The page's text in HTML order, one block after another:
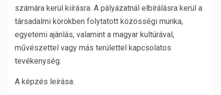
számára kerül kiírásra. A pályázatnál elbírálásra kerül a
társadalmi körökben folytatott közösségi munka,
egyetemi ajánlás, valamint a magyar kultúrával,
művészettel vagy más területtel kapcsolatos
tevékenység.
A képzés leírása: